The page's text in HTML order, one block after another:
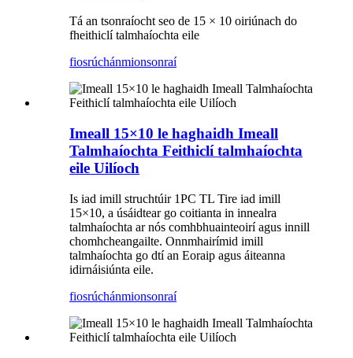
Tá an tsonraíocht seo de 15 × 10 oiriúnach do
fheithiclí talmhaíochta eile
fiosrúchánmionsonraí
Imeall 15×10 le haghaidh Imeall
Talmhaíochta Feithiclí talmhaíochta
eile Uilíoch
Is iad imill struchtúir 1PC TL Tire iad imill
15×10, a úsáidtear go coitianta in innealra
talmhaíochta ar nós comhbhuainteoirí agus innill
chomhcheangailte. Onnmhairímid imill
talmhaíochta go dtí an Eoraip agus áiteanna
idirnáisiúnta eile.
fiosrúchánmionsonraí